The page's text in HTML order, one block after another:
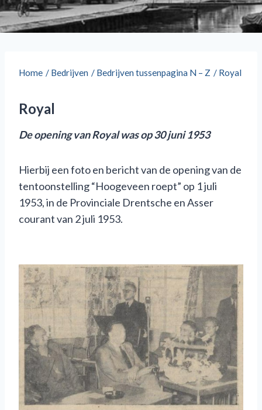
Home / Bedrijven / Bedrijven tussenpagina N – Z / Royal
Royal
De opening van Royal was op 30 juni 1953
Hierbij een foto en bericht van de opening van de
tentoonstelling “Hoogeveen roept” op 1 juli
1953, in de Provinciale Drentsche en Asser
courant van 2 juli 1953.